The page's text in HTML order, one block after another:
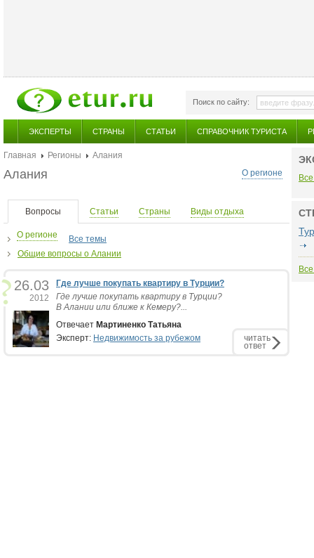
Поиск по сайту:
ЭКСПЕРТЫ СТРАНЫ СТАТЬИ СПРАВОЧНИК ТУРИСТА
Главная Регионы
Алания
О регионе
Алания
Вопросы Статьи Страны Виды отдыха
О регионе
Все темы
Общие вопросы о Алании
26.03
2012
Где лучше покупать квартиру в Турции?
Где лучше покупать квартиру в Турции?
В Алании или ближе к Кемеру?...
Отвечает Мартиненко Татьяна
Эксперт: Недвижимость за рубежом читать
ответ